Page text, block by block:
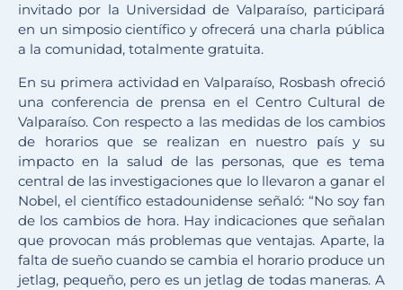
invitado por la Universidad de Valparaíso, participará
en un simposio científico y ofrecerá una charla pública
a la comunidad, totalmente gratuita.
En su primera actividad en Valparaíso, Rosbash ofreció
una conferencia de prensa en el Centro Cultural de
Valparaíso. Con respecto a las medidas de los cambios
de horarios que se realizan en nuestro país y su
impacto en la salud de las personas, que es tema
central de las investigaciones que lo llevaron a ganar el
Nobel, el científico estadounidense señaló: “No soy fan
de los cambios de hora. Hay indicaciones que señalan
que provocan más problemas que ventajas. Aparte, la
falta de sueño cuando se cambia el horario produce un
jetlag, pequeño, pero es un jetlag de todas maneras. A